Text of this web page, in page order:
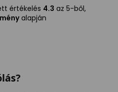
értékelés 4.3 az 5-ből,
alapján